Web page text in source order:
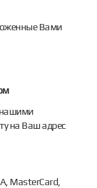
Вами
нашими
на Ваш адрес
MasterCard,